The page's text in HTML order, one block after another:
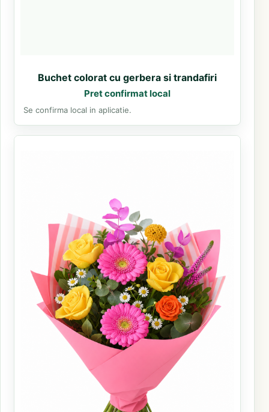
Buchet colorat cu gerbera si trandafiri
Pret confirmat local
Se confirma local in aplicatie.